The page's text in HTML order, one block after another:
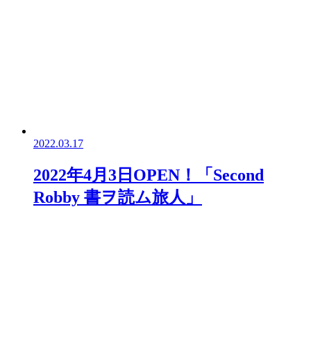
2022.03.17
2022年4月3日OPEN！「Second
Robby 書ヲ読ム旅人」